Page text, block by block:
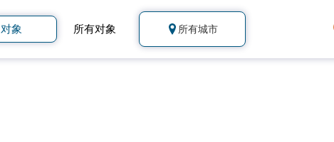
对象 所有对象 所有城市